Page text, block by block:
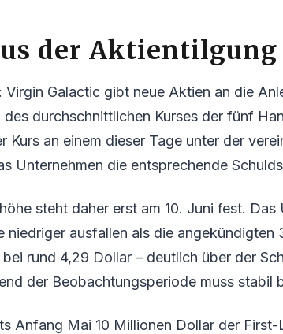
der Aktientilgung
Galactic gibt neue Aktien an die
durchschnittlichen Kurses der fünf
Kurs an einem dieser Tage unter der
Unternehmen die entsprechende
steht daher erst am 10. Juni fest. Das
niedriger ausfallen als die angekündigten
rund 4,29 Dollar – deutlich über der
der Beobachtungsperiode muss stabil
Anfang Mai 10 Millionen Dollar der